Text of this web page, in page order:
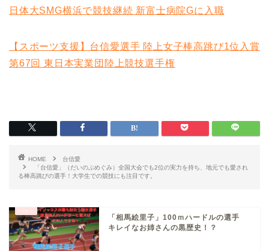
日体大SMG横浜で競技継続 新富士病院Gに入職
【スポーツ支援】台信愛選手 陸上女子棒高跳び1位入賞
第67回 東日本実業団陸上競技選手権
HOME
台信愛
「台信愛」（だいのぶめぐみ）全国大会でも2位の実力を持ち、地元でも愛され
る棒高跳びの選手！大学生での競技にも注目です。
「相馬絵里子」100ｍハードルの選手
キレイなお姉さんの黒歴史！？